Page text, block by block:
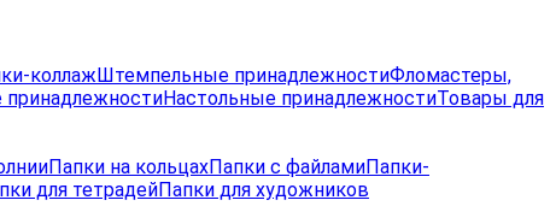
коллажШтемпельные принадлежностиФломастеры,
Настольные принадлежностиТовары для
Папки на кольцахПапки с файламиПапки-
для тетрадейПапки для художников